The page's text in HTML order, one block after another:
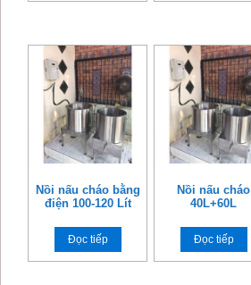
Nồi nấu cháo bằng
điện 100-120 Lít
Đọc tiếp
Nồi nấu cháo
40L+60L
Đọc tiếp